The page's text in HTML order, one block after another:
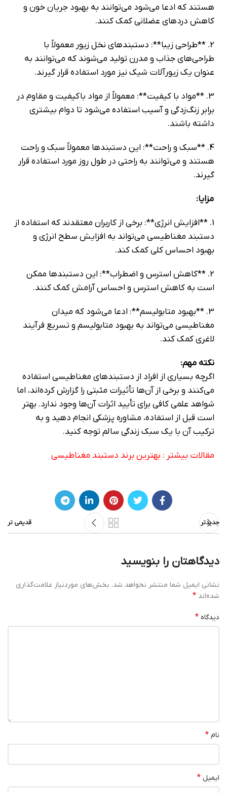
هستند که ادعا می‌شود می‌توانند به بهبود جریان خون و
کاهش دردهای عضلانی کمک کنند.
2. **طراحی زیبا**: دستبندهای نخل زیور معمولاً با
طراحی‌های جذاب و مدرن تولید می‌شوند که می‌توانند به
عنوان یک زیورآلات شیک نیز مورد استفاده قرار گیرند.
3. **مواد با کیفیت**: معمولاً از مواد باکیفیت و مقاوم در
برابر زنگ‌زدگی و آسیب استفاده می‌شود تا دوام بیشتری
داشته باشند.
4. **سبک و راحت**: این دستبندها معمولاً سبک و راحت
هستند و می‌توانند به راحتی در طول روز مورد استفاده قرار
گیرند.
مزایا:
1. **افزایش انرژی**: برخی از کاربران معتقدند که استفاده از
دستبند مغناطیسی می‌تواند به افزایش سطح انرژی و
بهبود احساس کلی کمک کند.
2. **کاهش استرس و اضطراب**: این دستبندها ممکن
است به کاهش استرس و احساس آرامش کمک کنند.
3. **بهبود متابولیسم**: ادعا می‌شود که میدان
مغناطیسی می‌تواند به بهبود متابولیسم و تسریع فرآیند
لاغری کمک کند.
نکته مهم:
اگرچه بسیاری از افراد از دستبندهای مغناطیسی استفاده
می‌کنند و برخی از آن‌ها تأثیرات مثبتی را گزارش کرده‌اند، اما
شواهد علمی کافی برای تأیید اثرات آن‌ها وجود ندارد. بهتر
است قبل از استفاده، مشاوره پزشکی انجام دهید و به
ترکیب آن با یک سبک زندگی سالم توجه کنید.
مقالات بیشتر : بهترین برند دستبند مغناطیسی
جدیدتر قدیمی تر
دیدگاهتان را بنویسید
نشانی ایمیل شما منتشر نخواهد شد. بخش‌های موردنیاز علامت‌گذاری
شده‌اند *
دیدگاه *
نام *
ایمیل *